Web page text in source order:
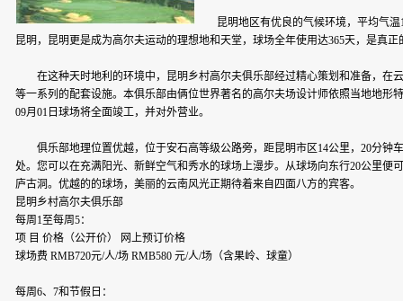
昆明地区有优良的气候环境，平均气温
昆明，昆明更是成为高尔夫运动的理想地和天堂，球场全年使用达365天，是真
在这种天时地利的环境中，昆明乡村高尔夫俱乐部经过精心策划和准备，在
等一系列的配套设施。本俱乐部由俩位世界著名的高尔夫场设计师依照当地地形
09月01日球场将全面竣工，并对外营业。
俱乐部地理位置优越，位于安石高等级公路旁，距昆明市区14公里，20分钟
处。您可以在充满阳光、新鲜空气和秀水的球场上漫步。从球场向东行20公里
庐古洞。优越的的球场，美丽的云南风光正期待着来自四面八方的宾客。
昆明乡村高尔夫俱乐部
每周1至每周5：
项 目 价格（公开价） 网上预订价格
球场费 RMB720元/人/场 RMB580 元/人/场（含果岭、球童）
每周6、7和节假日：